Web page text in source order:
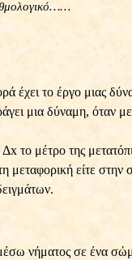
έχει το έργο μιας
μια δύναμη, όταν
το μέτρο της
μεταφορική είτε
νήματος σε ένα